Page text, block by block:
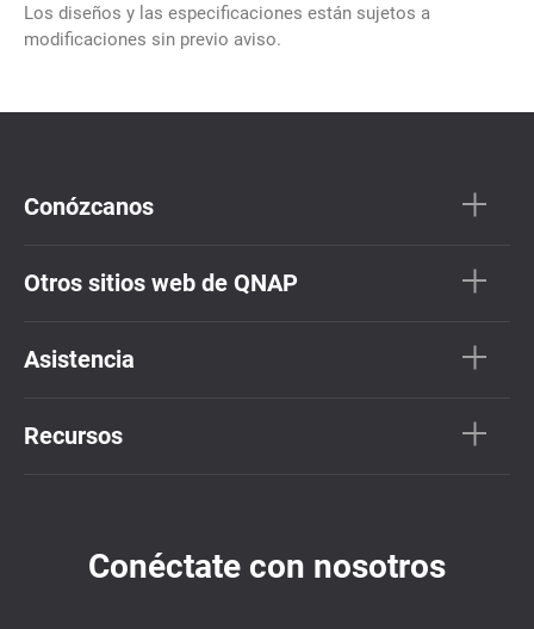
Los diseños y las especificaciones están sujetos a
modificaciones sin previo aviso.
Conózcanos
Otros sitios web de QNAP
Asistencia
Recursos
Conéctate con nosotros